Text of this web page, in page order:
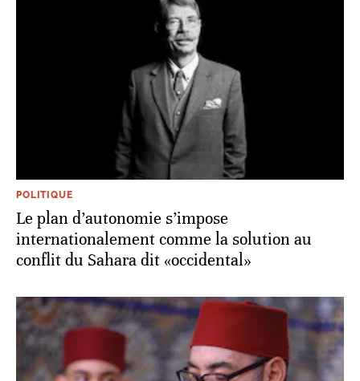
POLITIQUE
Le plan d’autonomie s’impose
internationalement comme la solution au
conflit du Sahara dit «occidental»